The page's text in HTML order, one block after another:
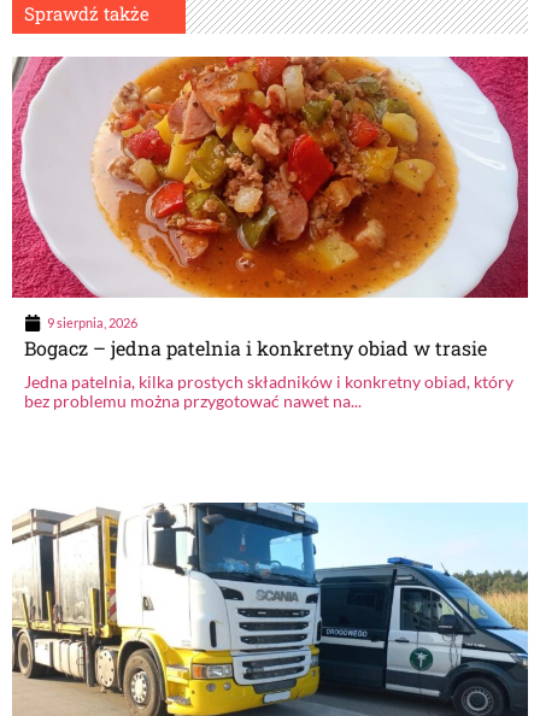
Sprawdź także
9 sierpnia, 2026
Bogacz – jedna patelnia i konkretny obiad w trasie
Jedna patelnia, kilka prostych składników i konkretny obiad, który
bez problemu można przygotować nawet na...